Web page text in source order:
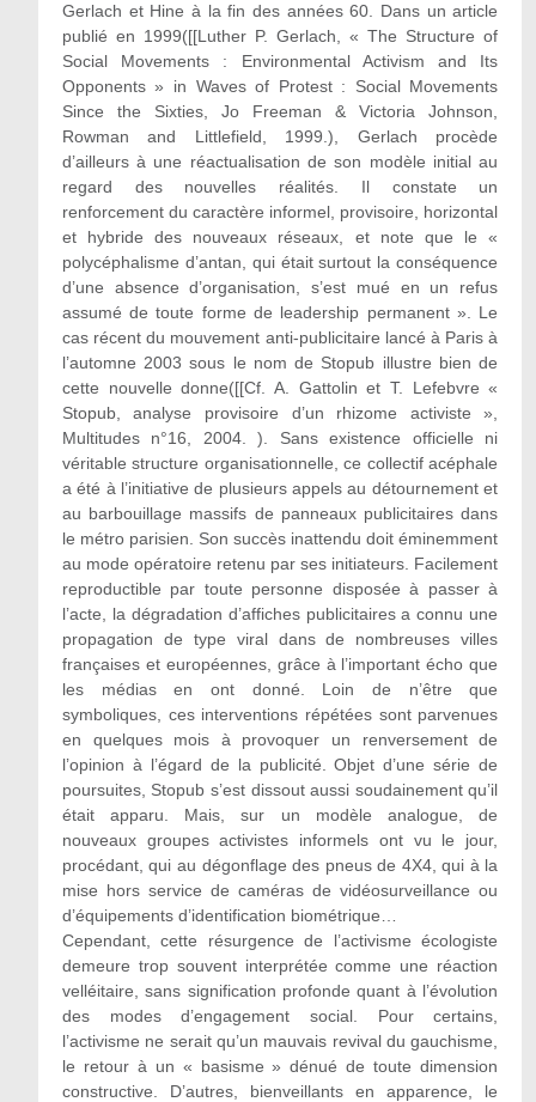
Gerlach et Hine à la fin des années 60. Dans un article
publié en 1999([[Luther P. Gerlach, « The Structure of
Social Movements : Environmental Activism and Its
Opponents » in Waves of Protest : Social Movements
Since the Sixties, Jo Freeman & Victoria Johnson,
Rowman and Littlefield, 1999.), Gerlach procède
d’ailleurs à une réactualisation de son modèle initial au
regard des nouvelles réalités. Il constate un
renforcement du caractère informel, provisoire, horizontal
et hybride des nouveaux réseaux, et note que le «
polycéphalisme d’antan, qui était surtout la conséquence
d’une absence d’organisation, s’est mué en un refus
assumé de toute forme de leadership permanent ». Le
cas récent du mouvement anti-publicitaire lancé à Paris à
l’automne 2003 sous le nom de Stopub illustre bien de
cette nouvelle donne([[Cf. A. Gattolin et T. Lefebvre «
Stopub, analyse provisoire d’un rhizome activiste »,
Multitudes n°16, 2004. ). Sans existence officielle ni
véritable structure organisationnelle, ce collectif acéphale
a été à l’initiative de plusieurs appels au détournement et
au barbouillage massifs de panneaux publicitaires dans
le métro parisien. Son succès inattendu doit éminemment
au mode opératoire retenu par ses initiateurs. Facilement
reproductible par toute personne disposée à passer à
l’acte, la dégradation d’affiches publicitaires a connu une
propagation de type viral dans de nombreuses villes
françaises et européennes, grâce à l’important écho que
les médias en ont donné. Loin de n’être que
symboliques, ces interventions répétées sont parvenues
en quelques mois à provoquer un renversement de
l’opinion à l’égard de la publicité. Objet d’une série de
poursuites, Stopub s’est dissout aussi soudainement qu’il
était apparu. Mais, sur un modèle analogue, de
nouveaux groupes activistes informels ont vu le jour,
procédant, qui au dégonflage des pneus de 4X4, qui à la
mise hors service de caméras de vidéosurveillance ou
d’équipements d’identification biométrique…
Cependant, cette résurgence de l’activisme écologiste
demeure trop souvent interprétée comme une réaction
velléitaire, sans signification profonde quant à l’évolution
des modes d’engagement social. Pour certains,
l’activisme ne serait qu’un mauvais revival du gauchisme,
le retour à un « basisme » dénué de toute dimension
constructive. D’autres, bienveillants en apparence, le